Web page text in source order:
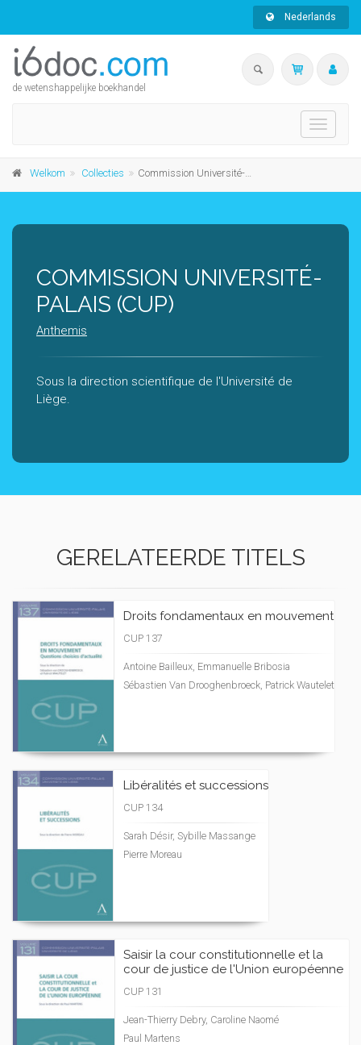
Nederlands
de wetenshappelijke boekhandel
Toggle
Welkom Collecties Commission Université-Palais (CUP)
COMMISSION UNIVERSITÉ-
PALAIS (CUP)
Anthemis
Sous la direction scientifique de l'Université de
Liège.
GERELATEERDE TITELS
Droits fondamentaux en mouvement
CUP 137
Antoine Bailleux, Emmanuelle Bribosia
Sébastien Van Drooghenbroeck, Patrick Wautelet
Libéralités et successions
CUP 134
Sarah Désir, Sybille Massange
Pierre Moreau
Saisir la cour constitutionnelle et la
cour de justice de l'Union européenne
CUP 131
Jean-Thierry Debry, Caroline Naomé
Paul Martens